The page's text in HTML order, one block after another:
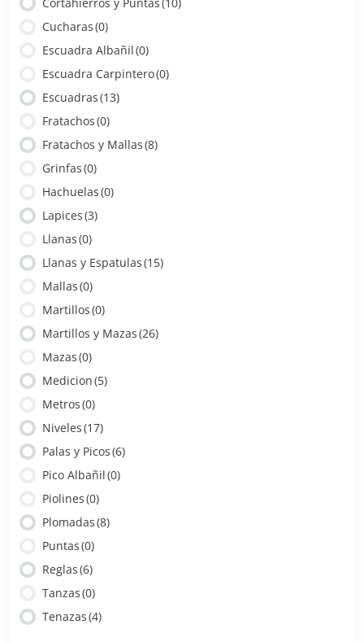
Cucharas(0)
Escuadra Albañil(0)
Escuadra Carpintero(0)
Escuadras(13)
Fratachos(0)
Fratachos y Mallas(8)
Grinfas(0)
Hachuelas(0)
Lapices(3)
Llanas(0)
Llanas y Espatulas(15)
Mallas(0)
Martillos(0)
Martillos y Mazas(26)
Mazas(0)
Medicion(5)
Metros(0)
Niveles(17)
Palas y Picos(6)
Pico Albañil(0)
Piolines(0)
Plomadas(8)
Puntas(0)
Reglas(6)
Tanzas(0)
Tenazas(4)